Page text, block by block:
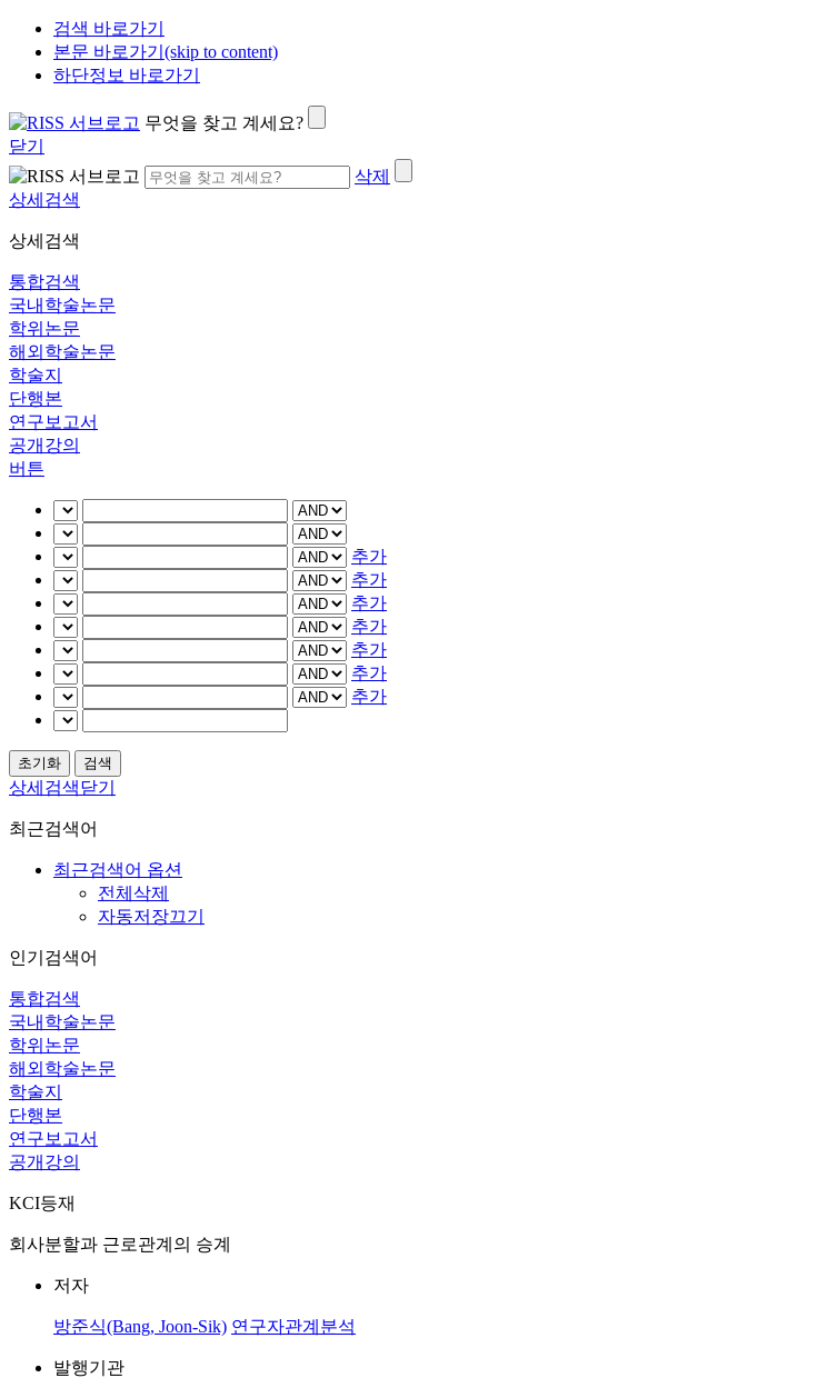
검색 바로가기
본문 바로가기(skip to content)
하단정보 바로가기
무엇을 찾고 계세요?
닫기
삭제
상세검색
상세검색
통합검색
국내학술논문
학위논문
해외학술논문
학술지
단행본
연구보고서
공개강의
버튼
추가
추가
추가
추가
추가
추가
추가
상세검색닫기
최근검색어
최근검색어 옵션
전체삭제
자동저장끄기
인기검색어
통합검색
국내학술논문
학위논문
해외학술논문
학술지
단행본
연구보고서
공개강의
KCI등재
회사분할과 근로관계의 승계
저자
방준식(Bang, Joon-Sik) 연구자관계분석
발행기관